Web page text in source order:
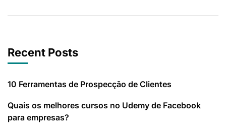
Recent Posts
10 Ferramentas de Prospecção de Clientes
Quais os melhores cursos no Udemy de Facebook
para empresas?